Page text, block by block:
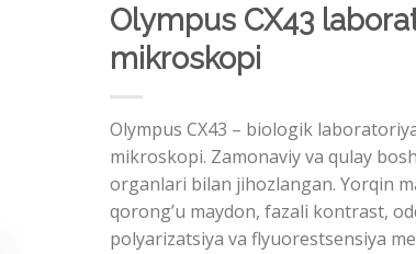
Olympus CX43
mikroskopi
Olympus CX43 – biologik
mikroskopi. Zamonaviy va qulay
organlari bilan jihozlangan. Yorqin
qorong’u maydon, fazali kontrast,
polyarizatsiya va flyuorestsensiya